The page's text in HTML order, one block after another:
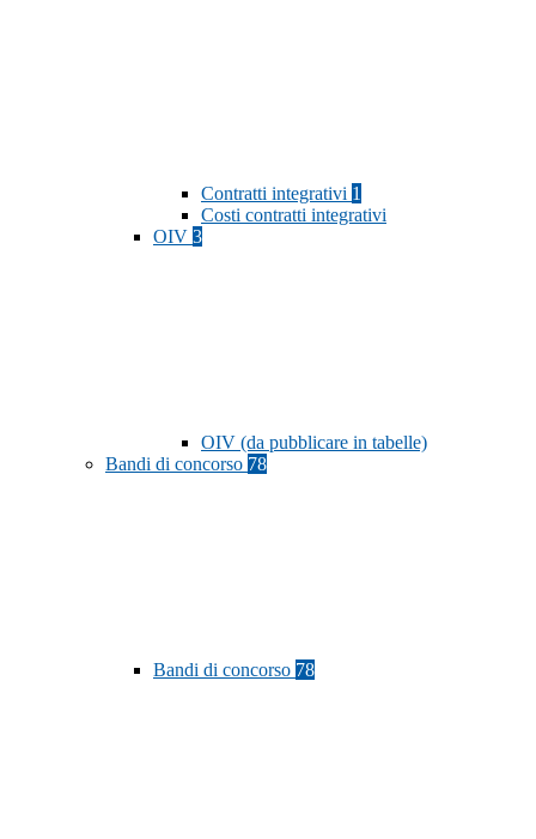
Contratti integrativi 1
Costi contratti integrativi
OIV 3
OIV (da pubblicare in tabelle)
Bandi di concorso 78
Bandi di concorso 78